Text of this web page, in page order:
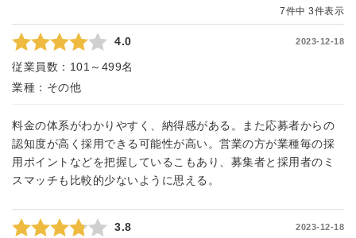
7件中 3件表示
4.0
従業員数： 101～499名
業種： その他
2023-12-18
料金の体系がわかりやすく、納得感がある。また応募者からの
認知度が高く採用できる可能性が高い。営業の方が業種毎の採
用ポイントなどを把握しているこもあり、募集者と採用者のミ
スマッチも比較的少ないように思える。
3.8
2023-12-18